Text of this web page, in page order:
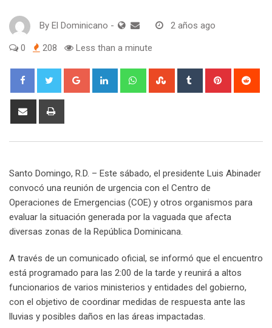
By El Dominicano - 2 años ago
0 208 Less than a minute
Google+ LinkedIn WhatsappStumbleUpon
Tumblr Pinterest
Share
Santo Domingo, R.D. – Este sábado, el presidente Luis Abinader
convocó una reunión de urgencia con el Centro de
Operaciones de Emergencias (COE) y otros organismos para
evaluar la situación generada por la vaguada que afecta
diversas zonas de la República Dominicana.
A través de un comunicado oficial, se informó que el encuentro
está programado para las 2:00 de la tarde y reunirá a altos
funcionarios de varios ministerios y entidades del gobierno,
con el objetivo de coordinar medidas de respuesta ante las
lluvias y posibles daños en las áreas impactadas.